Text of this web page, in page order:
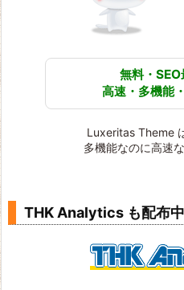
無料・
高速・多機能
Luxeritas Theme
多機能なのに高速
THK Analytics も配布中